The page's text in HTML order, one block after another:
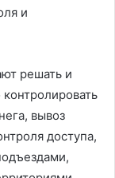
и
решать и
вывоз
доступа,